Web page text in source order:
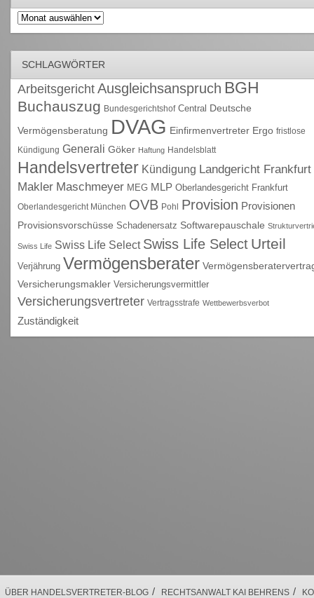
Archiv
SCHLAGWÖRTER
Arbeitsgericht Ausgleichsanspruch BGH
Buchauszug Bundesgerichtshof Central Deutsche
Vermögensberatung DVAG Einfirmenvertreter Ergo fristlose
Kündigung Generali Göker Haftung Handelsblatt
Handelsvertreter Kündigung Landgericht Frankfurt
Makler Maschmeyer MEG MLP Oberlandesgericht Frankfurt
Oberlandesgericht München OVB Pohl Provision Provisionen
Provisionsvorschüsse Schadenersatz Softwarepauschale
Swiss Life Swiss Life Select Swiss Life Select Urteil
Verjährung Vermögensberater
Versicherungsmakler Versicherungsvermittler
Versicherungsvertreter Vertragsstrafe Wettbewerbsverbot
Zuständigkeit
ÜBER HANDELSVERTRETER-BLOG / RECHTSANWALT KAI BEHRENS /